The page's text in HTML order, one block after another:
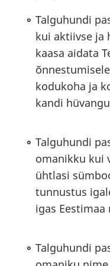
Talguhundi
kui aktiivse ja
kaasa aidata
kodukoha ja
kandi
Talguhundi
omanikku kui
ühtlasi
tunnustus
igas Eestimaa
Talguhundi